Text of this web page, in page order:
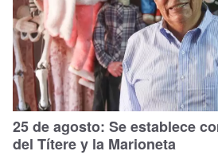
25 de agosto: Se establece
del Títere y la Marioneta